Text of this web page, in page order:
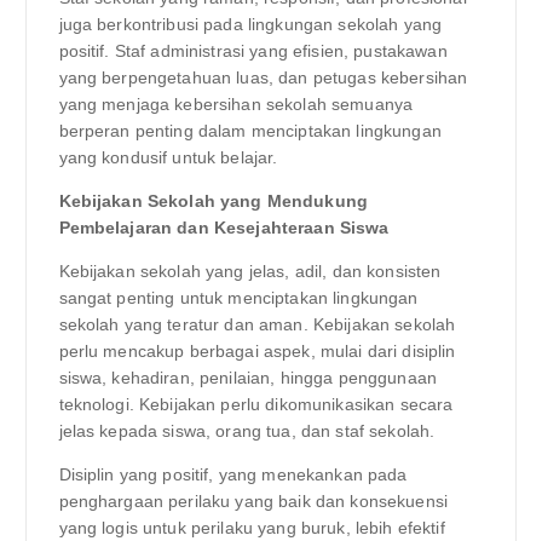
juga berkontribusi pada lingkungan sekolah yang
positif. Staf administrasi yang efisien, pustakawan
yang berpengetahuan luas, dan petugas kebersihan
yang menjaga kebersihan sekolah semuanya
berperan penting dalam menciptakan lingkungan
yang kondusif untuk belajar.
Kebijakan Sekolah yang Mendukung
Pembelajaran dan Kesejahteraan Siswa
Kebijakan sekolah yang jelas, adil, dan konsisten
sangat penting untuk menciptakan lingkungan
sekolah yang teratur dan aman. Kebijakan sekolah
perlu mencakup berbagai aspek, mulai dari disiplin
siswa, kehadiran, penilaian, hingga penggunaan
teknologi. Kebijakan perlu dikomunikasikan secara
jelas kepada siswa, orang tua, dan staf sekolah.
Disiplin yang positif, yang menekankan pada
penghargaan perilaku yang baik dan konsekuensi
yang logis untuk perilaku yang buruk, lebih efektif